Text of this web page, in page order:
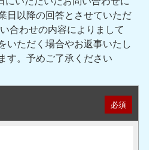
日以降の回答とさせていただ
合わせの内容によりまして
いただく場合やお返事いたし
す。予めご了承ください
必須